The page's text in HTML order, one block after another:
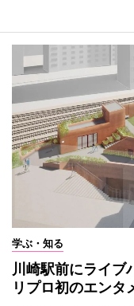
学ぶ・知る
川崎駅前にライ
リプロ初のエンタ